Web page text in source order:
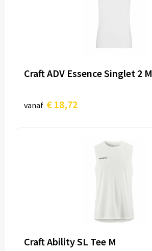
Craft ADV Essence Singlet 2 M
vanaf € 18,72
Craft Ability SL Tee M